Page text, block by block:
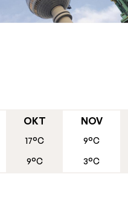
OKT
17°C
9°C
NOV
9°C
3°C